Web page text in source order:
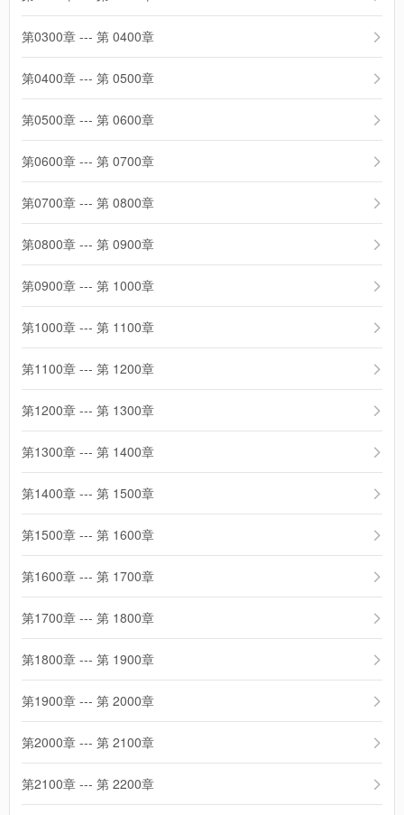
第0300章 --- 第 0400章
第0400章 --- 第 0500章
第0500章 --- 第 0600章
第0600章 --- 第 0700章
第0700章 --- 第 0800章
第0800章 --- 第 0900章
第0900章 --- 第 1000章
第1000章 --- 第 1100章
第1100章 --- 第 1200章
第1200章 --- 第 1300章
第1300章 --- 第 1400章
第1400章 --- 第 1500章
第1500章 --- 第 1600章
第1600章 --- 第 1700章
第1700章 --- 第 1800章
第1800章 --- 第 1900章
第1900章 --- 第 2000章
第2000章 --- 第 2100章
第2100章 --- 第 2200章